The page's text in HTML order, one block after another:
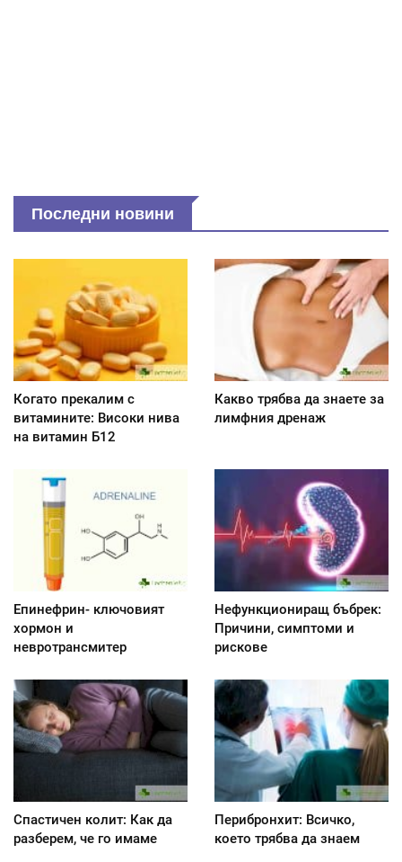
Последни новини
Когато прекалим с
витамините: Високи нива
на витамин Б12
Какво трябва да знаете за
лимфния дренаж
Епинефрин- ключовият
хормон и
невротрансмитер
Нефункциониращ бъбрек:
Причини, симптоми и
рискове
Спастичен колит: Как да
разберем, че го имаме
Перибронхит: Всичко,
което трябва да знаем